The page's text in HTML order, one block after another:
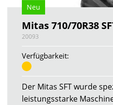
Neu
Mitas 710/70R38
20093
Verfügbarkeit:
Der Mitas SFT wurde
leistungsstarke